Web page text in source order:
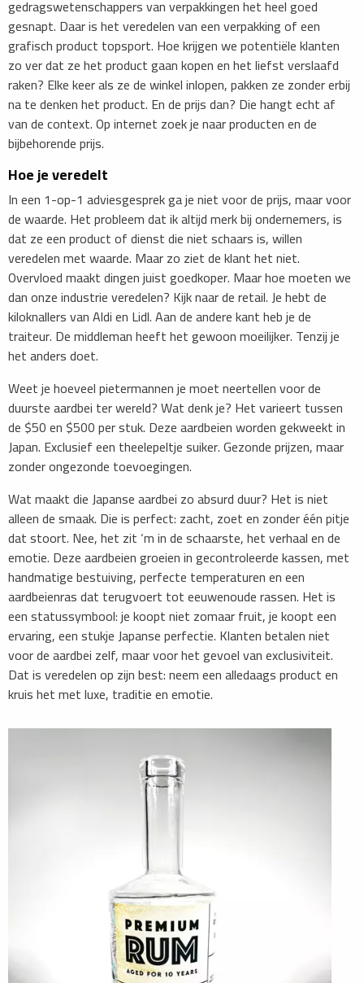
gedragswetenschappers van verpakkingen het heel goed
gesnapt. Daar is het veredelen van een verpakking of een
grafisch product topsport. Hoe krijgen we potentiële klanten
zo ver dat ze het product gaan kopen en het liefst verslaafd
raken? Elke keer als ze de winkel inlopen, pakken ze zonder erbij
na te denken het product. En de prijs dan? Die hangt echt af
van de context. Op internet zoek je naar producten en de
bijbehorende prijs.
Hoe je veredelt
In een 1-op-1 adviesgesprek ga je niet voor de prijs, maar voor
de waarde. Het probleem dat ik altijd merk bij ondernemers, is
dat ze een product of dienst die niet schaars is, willen
veredelen met waarde. Maar zo ziet de klant het niet.
Overvloed maakt dingen juist goedkoper. Maar hoe moeten we
dan onze industrie veredelen? Kijk naar de retail. Je hebt de
kiloknallers van Aldi en Lidl. Aan de andere kant heb je de
traiteur. De middleman heeft het gewoon moeilijker. Tenzij je
het anders doet.
Weet je hoeveel pietermannen je moet neertellen voor de
duurste aardbei ter wereld? Wat denk je? Het varieert tussen
de $50 en $500 per stuk. Deze aardbeien worden gekweekt in
Japan. Exclusief een theelepeltje suiker. Gezonde prijzen, maar
zonder ongezonde toevoegingen.
Wat maakt die Japanse aardbei zo absurd duur? Het is niet
alleen de smaak. Die is perfect: zacht, zoet en zonder één pitje
dat stoort. Nee, het zit ‘m in de schaarste, het verhaal en de
emotie. Deze aardbeien groeien in gecontroleerde kassen, met
handmatige bestuiving, perfecte temperaturen en een
aardbeienras dat terugvoert tot eeuwenoude rassen. Het is
een statussymbool: je koopt niet zomaar fruit, je koopt een
ervaring, een stukje Japanse perfectie. Klanten betalen niet
voor de aardbei zelf, maar voor het gevoel van exclusiviteit.
Dat is veredelen op zijn best: neem een alledaags product en
kruis het met luxe, traditie en emotie.